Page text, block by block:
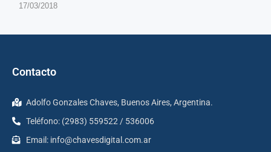
17/03/2018
Contacto
Adolfo Gonzales Chaves, Buenos Aires, Argentina.
Teléfono: (2983) 559522 / 536006
Email: info@chavesdigital.com.ar